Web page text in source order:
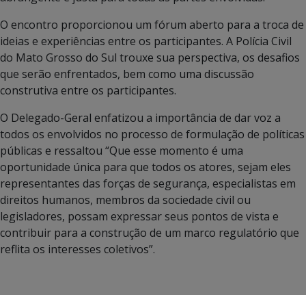
O encontro proporcionou um fórum aberto para a troca de
ideias e experiências entre os participantes. A Polícia Civil
do Mato Grosso do Sul trouxe sua perspectiva, os desafios
que serão enfrentados, bem como uma discussão
construtiva entre os participantes.
O Delegado-Geral enfatizou a importância de dar voz a
todos os envolvidos no processo de formulação de políticas
públicas e ressaltou “Que esse momento é uma
oportunidade única para que todos os atores, sejam eles
representantes das forças de segurança, especialistas em
direitos humanos, membros da sociedade civil ou
legisladores, possam expressar seus pontos de vista e
contribuir para a construção de um marco regulatório que
reflita os interesses coletivos”.